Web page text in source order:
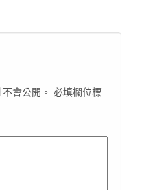
會公開。 必填欄位標